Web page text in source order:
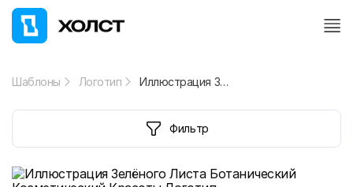
Шаблоны Логотип Иллюстрация Зелёного Листа Ботанический Косметический Красоты Логотип
Фильтр